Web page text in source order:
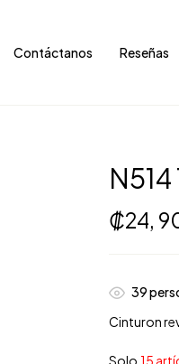
Contáctanos Reseñas
N514
₡24,
35
Cinturon
Solo 15